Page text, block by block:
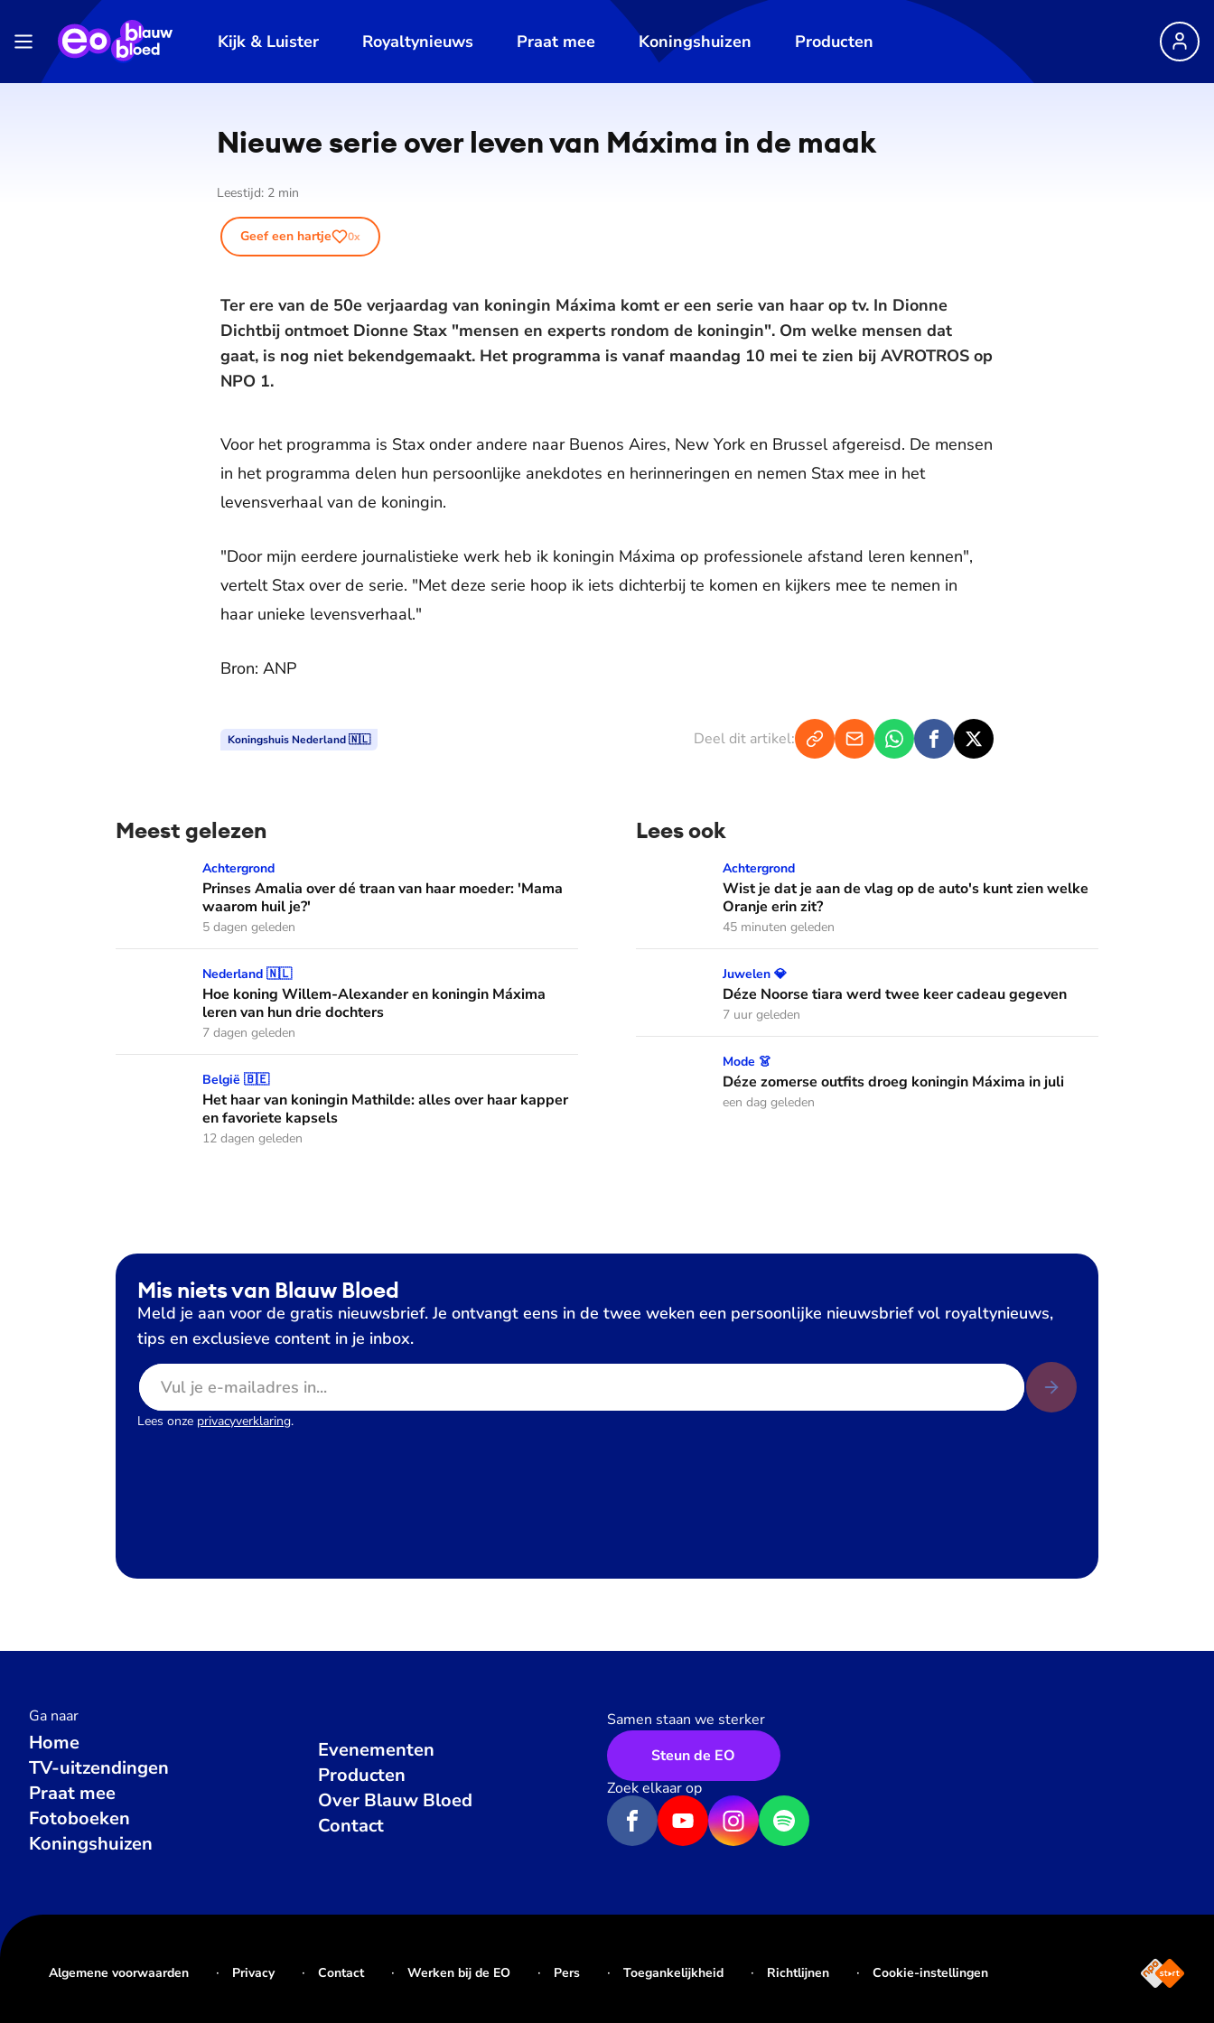
Kijk & Luister Royaltynieuws Praat mee Koningshuizen Producten
Nieuwe serie over leven van Máxima in de maak
Leestijd: 2 min
Geef een hartje 0x
Ter ere van de 50e verjaardag van koningin Máxima komt er een serie van haar op tv. In Dionne
Dichtbij ontmoet Dionne Stax "mensen en experts rondom de koningin". Om welke mensen dat
gaat, is nog niet bekendgemaakt. Het programma is vanaf maandag 10 mei te zien bij AVROTROS op
NPO 1.
Voor het programma is Stax onder andere naar Buenos Aires, New York en Brussel afgereisd. De mensen
in het programma delen hun persoonlijke anekdotes en herinneringen en nemen Stax mee in het
levensverhaal van de koningin.
"Door mijn eerdere journalistieke werk heb ik koningin Máxima op professionele afstand leren kennen",
vertelt Stax over de serie. "Met deze serie hoop ik iets dichterbij te komen en kijkers mee te nemen in
haar unieke levensverhaal."
Bron: ANP
Koningshuis Nederland 🇳🇱 Deel dit artikel:
Meest gelezen
Prinses Amalia over dé traan van haar moeder: 'Mama waarom huil je?'
Achtergrond
Prinses Amalia over dé traan van haar moeder: 'Mama
waarom huil je?'
5 dagen geleden
Hoe koning Willem-Alexander en koningin Máxima leren van hun drie dochters
Nederland 🇳🇱
Hoe koning Willem-Alexander en koningin Máxima
leren van hun drie dochters
7 dagen geleden
Het haar van koningin Mathilde: alles over haar kapper en favoriete kapsels
België 🇧🇪
Het haar van koningin Mathilde: alles over haar kapper
en favoriete kapsels
12 dagen geleden
Lees ook
Wist je dat je aan de vlag op de auto's kunt zien welke Oranje erin zit?
Achtergrond
Wist je dat je aan de vlag op de auto's kunt zien welke
Oranje erin zit?
45 minuten geleden
Déze Noorse tiara werd twee keer cadeau gegeven
Juwelen 💎
Déze Noorse tiara werd twee keer cadeau gegeven
7 uur geleden
Déze zomerse outfits droeg koningin Máxima in juli
Mode 👗
Déze zomerse outfits droeg koningin Máxima in juli
een dag geleden
Mis niets van Blauw Bloed
Meld je aan voor de gratis nieuwsbrief. Je ontvangt eens in de twee weken een persoonlijke nieuwsbrief vol royaltynieuws,
tips en exclusieve content in je inbox.
E-mailadres
Lees onze privacyverklaring.
Ga naar
Home
TV-uitzendingen
Praat mee
Fotoboeken
Koningshuizen
Evenementen
Producten
Over Blauw Bloed
Contact
Samen staan we sterker
Steun de EO
Zoek elkaar op
Algemene voorwaarden Privacy Contact Werken bij de EO Pers Toegankelijkheid Richtlijnen Cookie-instellingen